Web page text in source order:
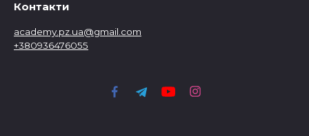
Контакти
academy.pz.ua@gmail.com
+380936476055